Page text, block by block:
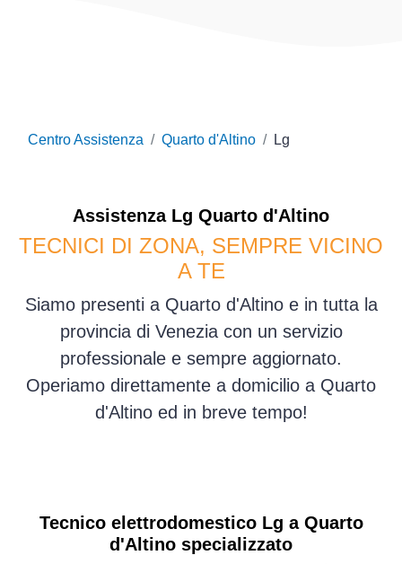
Centro Assistenza Quarto d'Altino Lg
Assistenza Lg Quarto d'Altino
TECNICI DI ZONA, SEMPRE VICINO
A TE
Siamo presenti a Quarto d'Altino e in tutta la
provincia di Venezia con un servizio
professionale e sempre aggiornato.
Operiamo direttamente a domicilio a Quarto
d'Altino ed in breve tempo!
Tecnico elettrodomestico Lg a Quarto
d'Altino specializzato